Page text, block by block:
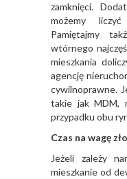
zamknięci.
możemy
Pamiętajmy
wtórnego
mieszkania
agencję
cywilnoprawne.
takie jak MDM,
przypadku obu
Czas na wagę
Jeżeli zależy
mieszkanie od